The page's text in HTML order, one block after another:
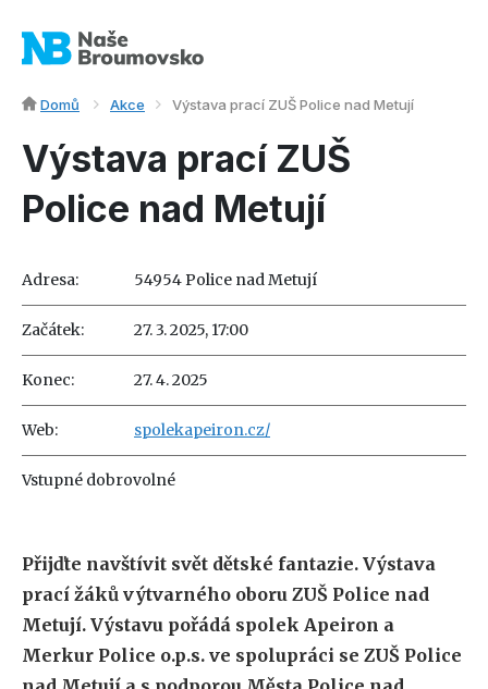
Domů Akce Výstava prací ZUŠ Police nad Metují
Výstava prací ZUŠ
Police nad Metují
Adresa: 54954 Police nad Metují
Začátek: 27. 3. 2025, 17:00
Konec: 27. 4. 2025
Web: spolekapeiron.cz/
Vstupné dobrovolné
Přijďte navštívit svět dětské fantazie. Výstava
prací žáků výtvarného oboru ZUŠ Police nad
Metují. Výstavu pořádá spolek Apeiron a
Merkur Police o.p.s. ve spolupráci se ZUŠ Police